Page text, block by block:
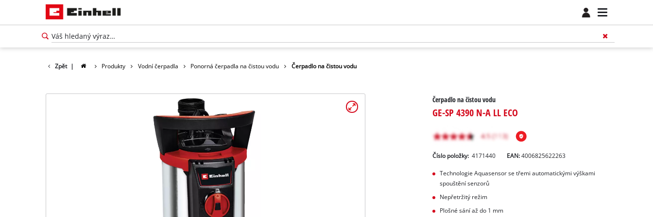
Zpět | Produkty Vodní čerpadla Ponorná čerpadla na čistou vodu Čerpadlo na čistou vodu
Čerpadlo na čistou vodu
GE-SP 4390 N-A LL ECO
Číslo položky: 4171440 EAN:4006825622263
Technologie Aquasensor se třemi automatickými výškami
spouštění senzorů
Nepřetržitý režim
Plošné sání až do 1 mm